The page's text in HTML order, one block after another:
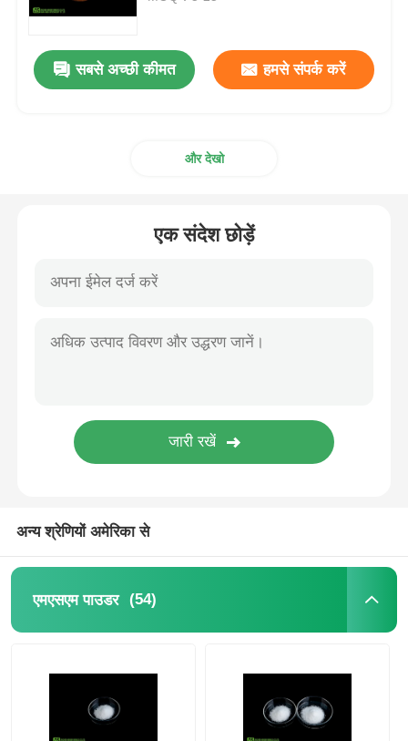
एमएसएम थोक
एमएसएम ग्लूकोसामाइन चोंड्रोइटिन
MSM संयुक्त पूरक घोड़ों के लिए
एमएसएम हेयर पाउडर
शुद्ध एमएसएम क्रिस्टल
सबसे अच्छी कीमत हमसे संपर्क करें
और देखो
एक संदेश छोड़ें
अन्य श्रेणियों अमेरिका से
एमएसएम पाउडर (54)